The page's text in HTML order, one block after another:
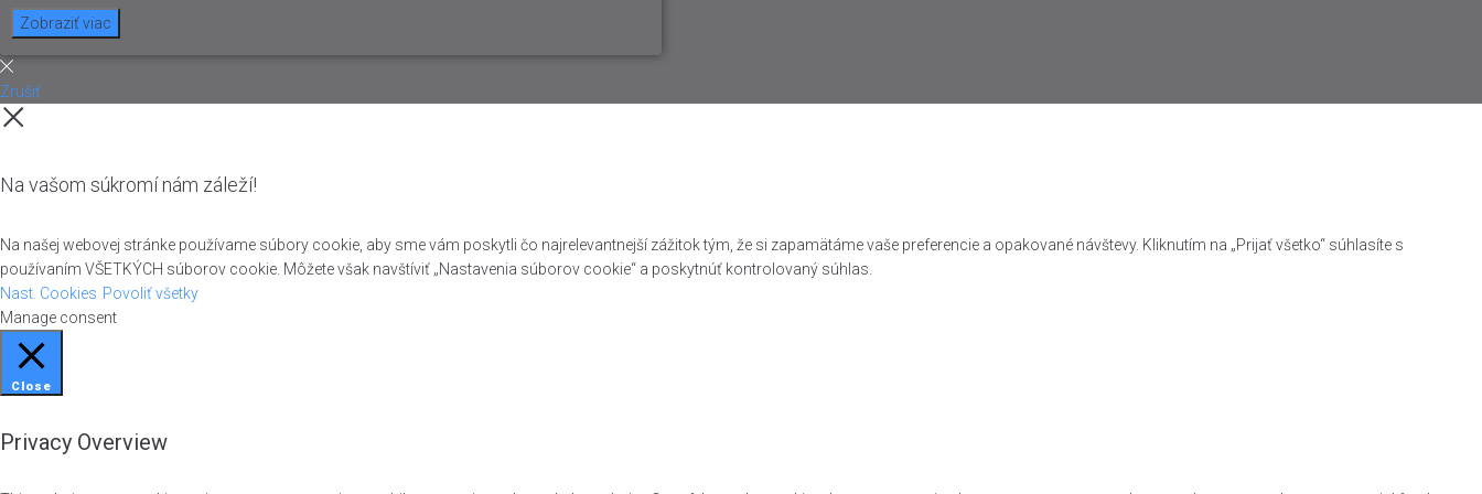
Zobraziť viac
Zrušiť
Na vašom súkromí nám záleží!
Na našej webovej stránke používame súbory cookie, aby sme vám poskytli čo najrelevantnejší zážitok tým, že si zapamätáme vaše preferencie a opakované návštevy. Kliknutím na „Prijať všetko“ súhlasíte s
používaním VŠETKÝCH súborov cookie. Môžete však navštíviť „Nastavenia súborov cookie“ a poskytnúť kontrolovaný súhlas.
Nast. Cookies Povoliť všetky
Manage consent
Close
Privacy Overview